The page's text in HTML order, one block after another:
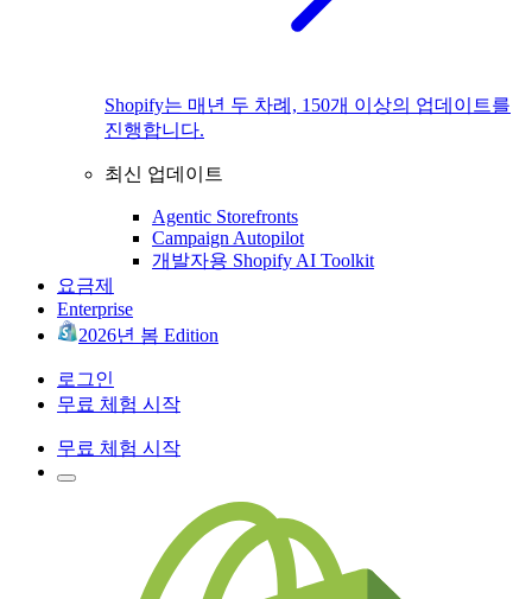
Shopify는 매년 두 차례, 150개 이상의 업데이트를
진행합니다.
최신 업데이트
Agentic Storefronts
Campaign Autopilot
개발자용 Shopify AI Toolkit
요금제
Enterprise
2026년 봄 Edition
로그인
무료 체험 시작
무료 체험 시작